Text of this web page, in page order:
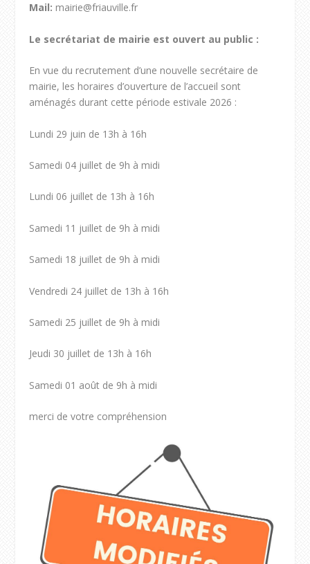
Mail: mairie@friauville.fr
Le secrétariat de mairie est ouvert au public :
En vue du recrutement d’une nouvelle secrétaire de
mairie, les horaires d’ouverture de l’accueil sont
aménagés durant cette période estivale 2026 :
Lundi 29 juin de 13h à 16h
Samedi 04 juillet de 9h à midi
Lundi 06 juillet de 13h à 16h
Samedi 11 juillet de 9h à midi
Samedi 18 juillet de 9h à midi
Vendredi 24 juillet de 13h à 16h
Samedi 25 juillet de 9h à midi
Jeudi 30 juillet de 13h à 16h
Samedi 01 août de 9h à midi
merci de votre compréhension